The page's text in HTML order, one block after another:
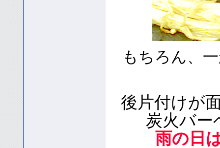
もちろん、
後片付けが
炭火バー
雨の日